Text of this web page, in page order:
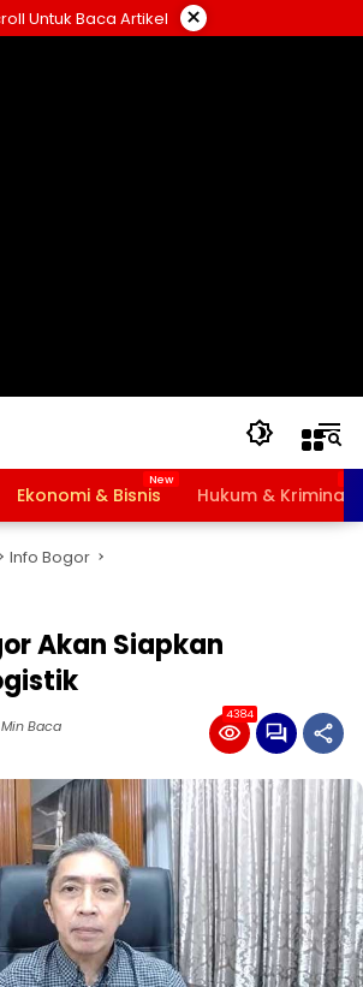
Untuk Baca Artikel ×
Ekonomi & Bisnis Hukum & Kriminal
Info Bogor
Akan Siapkan
Baca
4384